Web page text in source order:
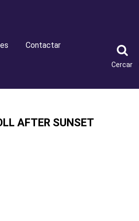
Contactar
Cercar
AFTER SUNSET